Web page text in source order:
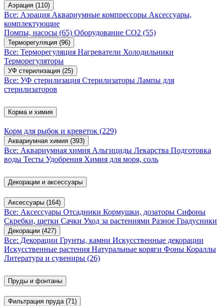
Аэрация (110)
Все: Аэрация Аквариумные компрессоры Аксессуары,
комплектующие
Помпы, насосы (65) Оборудование CO2 (55)
Терморегуляция (96)
Все: Терморегуляция Нагреватели Холодильники
Терморегуляторы
УФ стерилизация (25)
Все: УФ стерилизация Стерилизаторы Лампы для
стерилизаторов
Корма и химия
Корм для рыбок и креветок (229)
Аквариумная химия (393)
Все: Аквариумная химия Альгициды Лекарства Подготовка
воды Тесты Удобрения Химия для моря, соль
Декорации и аксессуары
Аксессуары (164)
Все: Аксессуары Отсадники Кормушки, дозаторы Сифоны
Скребки, щетки Сачки Уход за растениями Разное Градусники
Декорации (427)
Все: Декорации Грунты, камни Искусственные декорации
Искусственные растения Натуральные коряги Фоны Кораллы
Литература и сувениры (26)
Пруды и фонтаны
Фильтрация пруда (71)